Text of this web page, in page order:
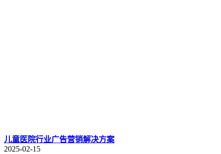
儿童医院行业广告营销解决方案
2025-02-15